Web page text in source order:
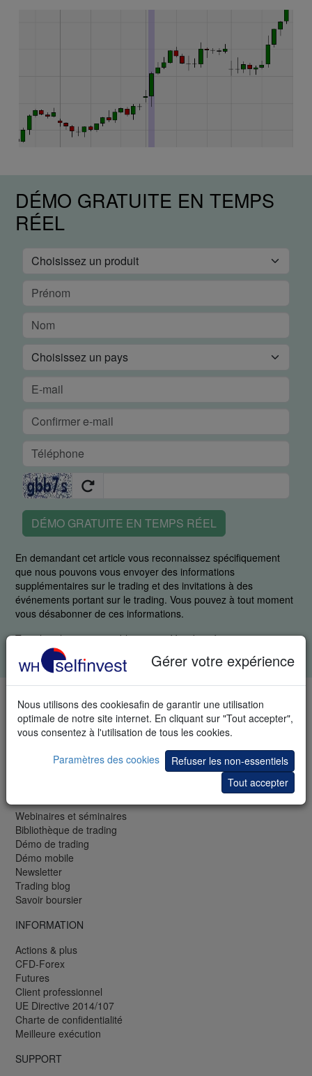
Gérer votre expérience
Nous utilisons des cookiesafin de garantir une utilisation
optimale de notre site internet. En cliquant sur "Tout accepter",
vous consentez à l'utilisation de tous les cookies.
Paramètres des cookies
Refuser les non-essentiels
Tout accepter
DÉMO GRATUITE EN TEMPS
RÉEL
DÉMO GRATUITE EN TEMPS RÉEL
En demandant cet article vous reconnaissez spécifiquement
que nous pouvons vous envoyer des informations
supplémentaires sur le trading et des invitations à des
événements portant sur le trading. Vous pouvez à tout moment
vous désabonner de ces informations.
Tous les champs sont obligatoires. Vos données restent
confidentielles.
Charte de confidentialité
TÉLÉPHONE & FAX
LU: +352 42 80 42 81
FR: +33 (0)1 48 01 47 61
Fax: +33 (0)1 48 01 47 62
Webinaires et séminaires
Bibliothèque de trading
Démo de trading
Démo mobile
Newsletter
Trading blog
Savoir boursier
INFORMATION
Actions & plus
CFD-Forex
Futures
Client professionnel
UE Directive 2014/107
Charte de confidentialité
Meilleure exécution
SUPPORT